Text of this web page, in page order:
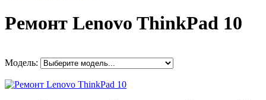
Ремонт Lenovo ThinkPad 10
Модель: